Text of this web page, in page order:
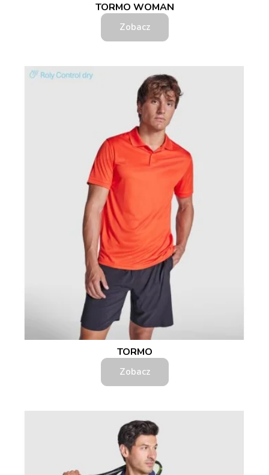
TORMO WOMAN
Zobacz
TORMO
Zobacz